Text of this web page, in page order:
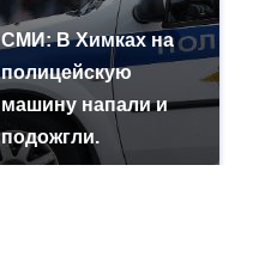
СМИ: В Химках на
полицейскую
машину напали и
подожгли.